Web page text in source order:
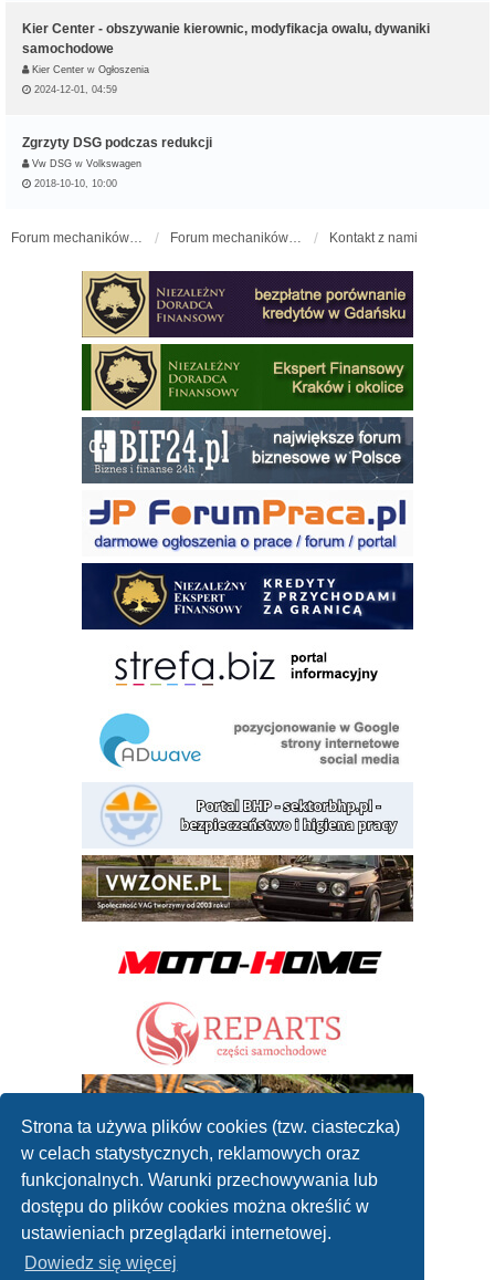
Strona ta używa plików cookies (tzw. ciasteczka)
w celach statystycznych, reklamowych oraz
funkcjonalnych. Warunki przechowywania lub
dostępu do plików cookies można określić w
ustawieniach przeglądarki internetowej.
Dowiedz się więcej
Kier Center - obszywanie kierownic, modyfikacja owalu, dywaniki
samochodowe
Kier Center w Ogłoszenia
2024-12-01, 04:59
Zgrzyty DSG podczas redukcji
Vw DSG w Volkswagen
2018-10-10, 10:00
Kontakt z nami